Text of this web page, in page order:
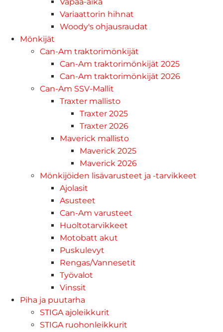
Vapaa-aika
Variaattorin hihnat
Woody's ohjausraudat
Mönkijät
Can-Am traktorimönkijät
Can-Am traktorimönkijät 2025
Can-Am traktorimönkijät 2026
Can-Am SSV-Mallit
Traxter mallisto
Traxter 2025
Traxter 2026
Maverick mallisto
Maverick 2025
Maverick 2026
Mönkijöiden lisävarusteet ja -tarvikkeet
Ajolasit
Asusteet
Can-Am varusteet
Huoltotarvikkeet
Motobatt akut
Puskulevyt
Rengas/Vannesetit
Työvalot
Vinssit
Piha ja puutarha
STIGA ajoleikkurit
STIGA ruohonleikkurit